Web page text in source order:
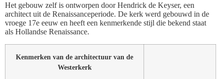
Het gebouw zelf is ontworpen door Hendrick de Keyser, een
architect uit de Renaissanceperiode. De kerk werd gebouwd in de
vroege 17e eeuw en heeft een kenmerkende stijl die bekend staat
als Hollandse Renaissance.
Kenmerken van de architectuur van de
Westerkerk